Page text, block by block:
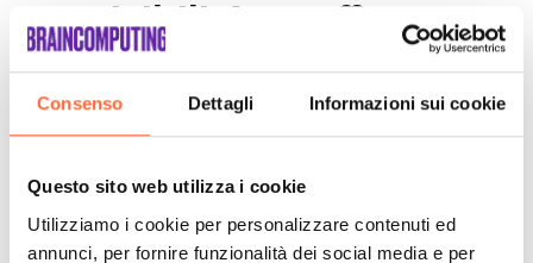
Consenso Dettagli Informazioni sui cookie
Questo sito web utilizza i cookie
Utilizziamo i cookie per personalizzare contenuti ed
annunci, per fornire funzionalità dei social media e per
visibilità, traffico e
risultati concreti con
TrafficLoop!
Voglio scoprirlo!